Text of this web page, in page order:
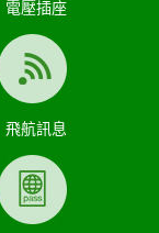
電壓插座
飛航訊息